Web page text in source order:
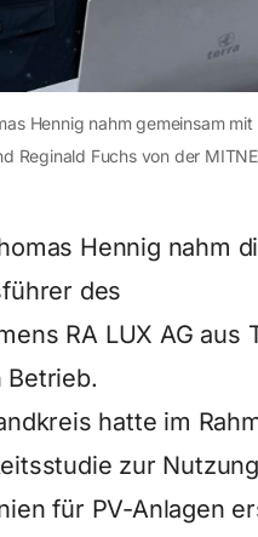
Hennig nahm gemeinsam
Reginald Fuchs von der
Hennig nahm
des
RA LUX AG aus
Betrieb.
hatte im
zur Nutzung
für PV-Anlagen